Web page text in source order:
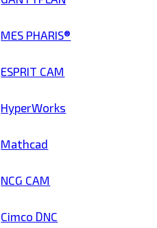
MES PHARIS®
ESPRIT CAM
HyperWorks
Mathcad
NCG CAM
Cimco DNC